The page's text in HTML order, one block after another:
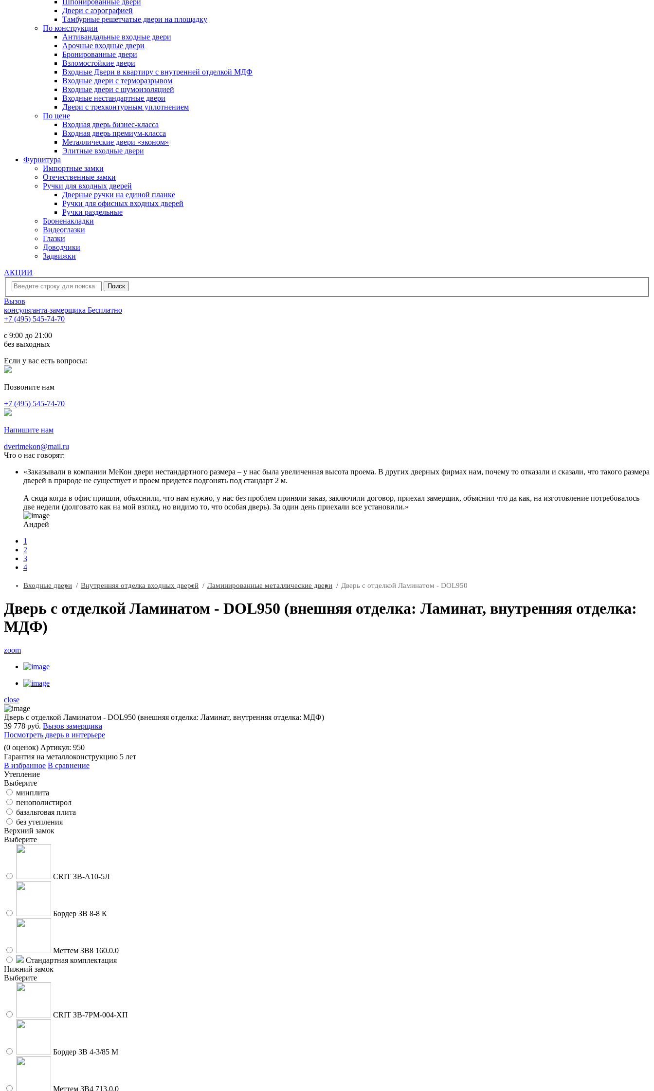
Шпонированные двери
Двери с аэрографией
Тамбурные решетчатые двери на площадку
По конструкции
Антивандальные входные двери
Арочные входные двери
Бронированные двери
Взломостойкие двери
Входные Двери в квартиру с внутренней отделкой МДФ
Входные двери с терморазрывом
Входные двери с шумоизоляцией
Входные нестандартные двери
Двери с трехконтурным уплотнением
По цене
Входная дверь бизнес-класса
Входная дверь премиум-класса
Металлические двери «эконом»
Элитные входные двери
Фурнитура
Импортные замки
Отечественные замки
Ручки для входных дверей
Дверные ручки на единой планке
Ручки для офисных входных дверей
Ручки раздельные
Броненакладки
Видеоглазки
Глазки
Доводчики
Задвижки
АКЦИИ
Вызов
консультанта-замерщика Бесплатно
+7 (495) 545-74-70
c 9:00 до 21:00
без выходных
Если у вас есть вопросы:
Позвоните нам
+7 (495) 545-74-70
Напишите нам
dverimekon@mail.ru
Что о нас говорят:
Заказывали в компании МеКон двери нестандартного размера – у нас была увеличенная высота проема. В других дверных фирмах нам, почему то отказали и сказали, что такого размера
дверей в природе не существует и проем придется подгонять под стандарт 2 м.
А сюда когда в офис пришли, объяснили, что нам нужно, у нас без проблем приняли заказ, заключили договор, приехал замерщик, объяснил что да как, на изготовление потребовалось
две недели (долговато как на мой взгляд, но видимо то, что особая дверь). За один день приехали все установили.
Андрей
1
2
3
4
Входные двери Внутренняя отделка входных дверей Ламинированные металлические двери Дверь с отделкой Ламинатом - DOL950
Дверь с отделкой Ламинатом - DOL950 (внешняя отделка: Ламинат, внутренняя отделка:
МДФ)
zoom
close
Дверь с отделкой Ламинатом - DOL950 (внешняя отделка: Ламинат, внутренняя отделка: МДФ)
39 778 руб. Вызов замерщика
Посмотреть дверь в интерьере
(0 оценок) Артикул: 950
Гарантия на металлоконструкцию 5 лет
В избранное В сравнение
Утепление
Выберите
минплита
пенополистирол
базальтовая плита
без утепления
Верхний замок
Выберите
CRIT ЗВ-A10-5Л
Бордер ЗВ 8-8 К
Меттем ЗВ8 160.0.0
Стандартная комплектация
Нижний замок
Выберите
CRIT ЗВ-7РМ-004-ХП
Бордер ЗВ 4-3/85 М
Меттем ЗВ4 713.0.0